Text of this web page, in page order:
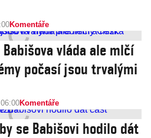
Komentáře
Babišova vláda ale mlčí
počasí jsou trvalými
06:00Komentáře
se Babišovi hodilo dát